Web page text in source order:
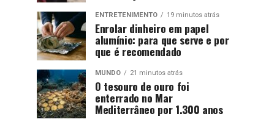
ENTRETENIMENTO 19 minutos atrás
Enrolar dinheiro em papel
alumínio: para que serve e por
que é recomendado
MUNDO 21 minutos atrás
O tesouro de ouro foi
enterrado no Mar
Mediterrâneo por 1.300 anos